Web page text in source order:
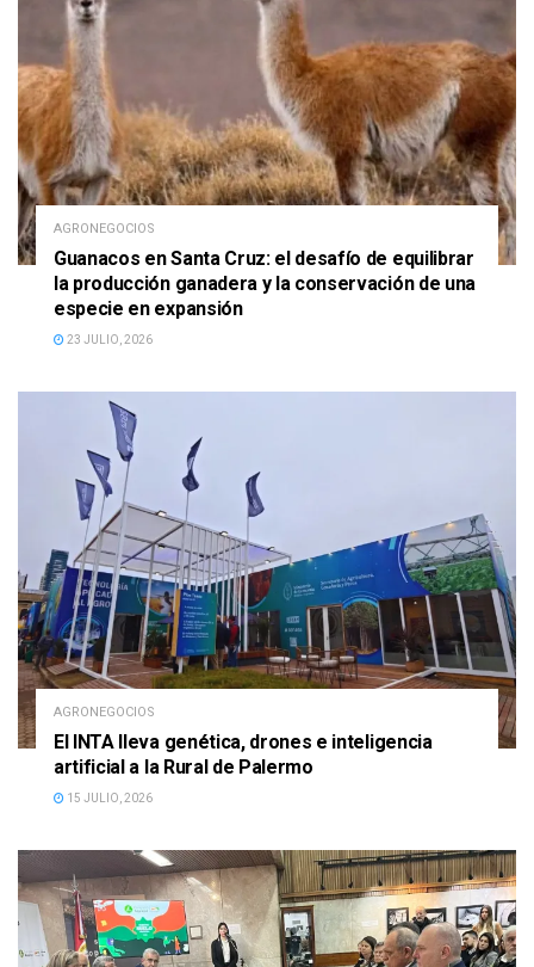
AGRONEGOCIOS
Guanacos en Santa Cruz: el desafío de equilibrar
la producción ganadera y la conservación de una
especie en expansión
23 JULIO, 2026
AGRONEGOCIOS
El INTA lleva genética, drones e inteligencia
artificial a la Rural de Palermo
15 JULIO, 2026